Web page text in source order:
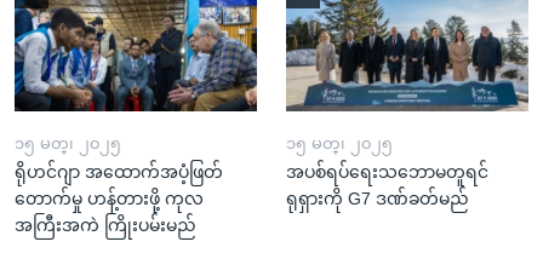
၁၅ မတ္၊ ၂၀၂၅
ရိုဟင်ဂျာ အထောက်အပံ့ဖြတ်
တောက်မှု ဟန့်တားဖို့ ကုလ
အကြီးအကဲ ကြိုးပမ်းမည်
၁၅ မတ္၊ ၂၀၂၅
အပစ်ရပ်ရေးသဘောမတူရင်
ရုရှားကို G7 ဒဏ်ခတ်မည်